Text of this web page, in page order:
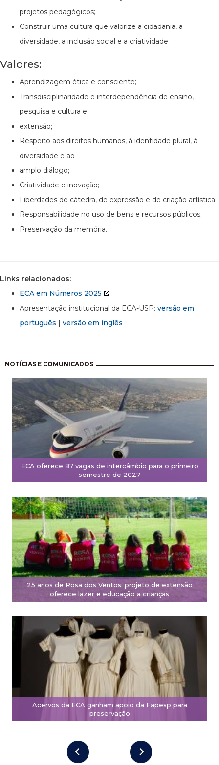
projetos pedagógicos;
Construir uma cultura que valorize a cidadania, a
diversidade, a inclusão social e a criatividade.
Valores:
Aprendizagem ética e consciente;
Transdisciplinaridade e interdependência de ensino,
pesquisa e cultura e
extensão;
Respeito aos direitos humanos, à identidade plural, à
diversidade e ao
amplo diálogo;
Criatividade e inovação;
Liberdades de cátedra, de expressão e de criação artística;
Responsabilidade no uso de bens e recursos públicos;
Preservação da memória.
Links relacionados:
ECA em Números 2025
Apresentação institucional da ECA-USP: versão em
português | versão em inglês
NOTÍCIAS E COMUNICADOS
ECA oferece 87 vagas de intercâmbio para o primeiro
semestre de 2027
25 anos de Rosa dos Ventos: projeto de extensão
oferece lazer e educação a crianças
Acervos da ECA ganham apoio da Fapesp para
preservação
Paginação